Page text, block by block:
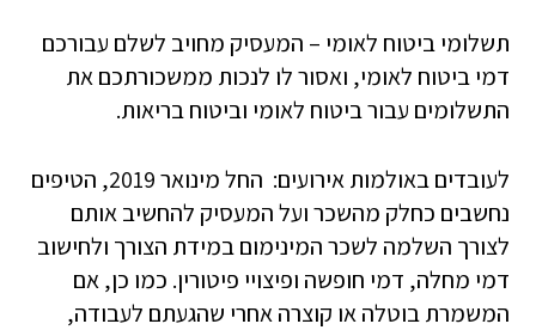
תשלומי ביטוח לאומי – המעסיק מחויב לשלם עבורכם
דמי ביטוח לאומי, ואסור לו לנכות ממשכורתכם את
התשלומים עבור ביטוח לאומי וביטוח בריאות.
לעובדים באולמות אירועים: החל מינואר 2019, הטיפים
נחשבים כחלק מהשכר ועל המעסיק להחשיב אותם
לצורך השלמה לשכר המינימום במידת הצורך ולחישוב
דמי מחלה, דמי חופשה ופיצויי פיטורין. כמו כן, אם
המשמרת בוטלה או קוצרה אחרי שהגעתם לעבודה,